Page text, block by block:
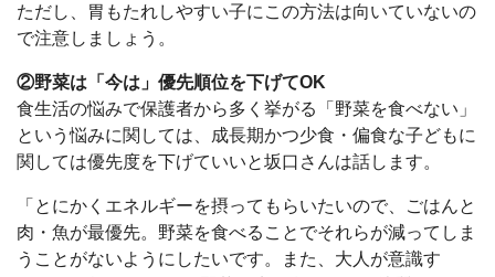
ただし、胃もたれしやすい子にこの方法は向いていないの
で注意しましょう。
②野菜は「今は」優先順位を下げてOK
食生活の悩みで保護者から多く挙がる「野菜を食べない」
という悩みに関しては、成長期かつ少食・偏食な子どもに
関しては優先度を下げていいと坂口さんは話します。
「とにかくエネルギーを摂ってもらいたいので、ごはんと
肉・魚が最優先。野菜を食べることでそれらが減ってしま
うことがないようにしたいです。また、大人が意識す